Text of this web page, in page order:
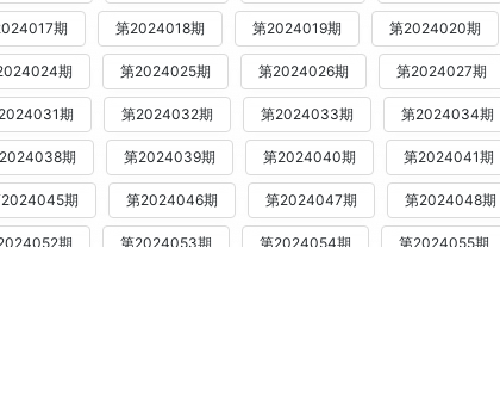
期 第2024018期 第2024019期 第2024020期
期 第2024025期 第2024026期 第2024027期
期 第2024032期 第2024033期 第2024034期
期 第2024039期 第2024040期 第2024041期
期 第2024046期 第2024047期 第2024048期
期 第2024053期 第2024054期 第2024055期